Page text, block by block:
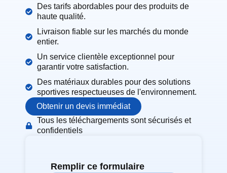
Des tarifs abordables pour des produits de
haute qualité.
Livraison fiable sur les marchés du monde
entier.
Un service clientèle exceptionnel pour
garantir votre satisfaction.
Des matériaux durables pour des solutions
sportives respectueuses de l'environnement.
Obtenir un devis immédiat
Tous les téléchargements sont sécurisés et
confidentiels
Remplir ce formulaire